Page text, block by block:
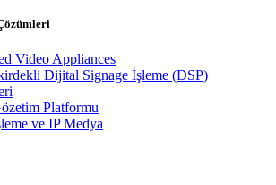
Video Appliances
Dijital Signage İşleme (DSP)
Platformu
ve IP Medya